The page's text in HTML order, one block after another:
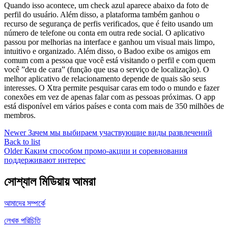
Quando isso acontece, um check azul aparece abaixo da foto de
perfil do usuário. Além disso, a plataforma também ganhou o
recurso de segurança de perfis verificados, que é feito usando um
número de telefone ou conta em outra rede social. O aplicativo
passou por melhorias na interface e ganhou um visual mais limpo,
intuitivo e organizado. Além disso, o Badoo exibe os amigos em
comum com a pessoa que você está visitando o perfil e com quem
você ”deu de cara” (função que usa o serviço de localização). O
melhor aplicativo de relacionamento depende de quais são seus
interesses. O Xtra permite pesquisar caras em todo o mundo e fazer
conexões em vez de apenas falar com as pessoas próximas. O app
está disponível em vários países e conta com mais de 350 milhões de
membros.
Newer Зачем мы выбираем участвующие виды развлечений
Back to list
Older Каким способом промо-акции и соревнования
поддерживают интерес
সোশ্যাল মিডিয়ায় আমরা
আমাদের সম্পর্কে
লেখক পরিচিতি